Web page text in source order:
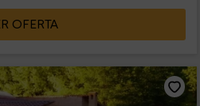
OFERTA